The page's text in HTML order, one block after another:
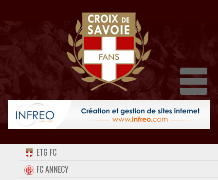
ACCUEIL
FORUM
ETG FC
FC ANNECY